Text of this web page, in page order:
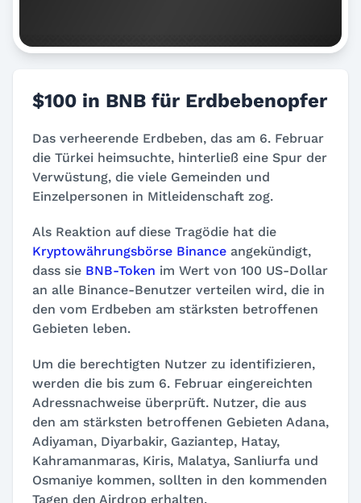
$100 in BNB für Erdbebenopfer
Das verheerende Erdbeben, das am 6. Februar
die Türkei heimsuchte, hinterließ eine Spur der
Verwüstung, die viele Gemeinden und
Einzelpersonen in Mitleidenschaft zog.
Als Reaktion auf diese Tragödie hat die
Kryptowährungsbörse Binance angekündigt,
dass sie BNB-Token im Wert von 100 US-Dollar
an alle Binance-Benutzer verteilen wird, die in
den vom Erdbeben am stärksten betroffenen
Gebieten leben.
Um die berechtigten Nutzer zu identifizieren,
werden die bis zum 6. Februar eingereichten
Adressnachweise überprüft. Nutzer, die aus
den am stärksten betroffenen Gebieten Adana,
Adiyaman, Diyarbakir, Gaziantep, Hatay,
Kahramanmaras, Kiris, Malatya, Sanliurfa und
Osmaniye kommen, sollten in den kommenden
Tagen den Airdrop erhalten.